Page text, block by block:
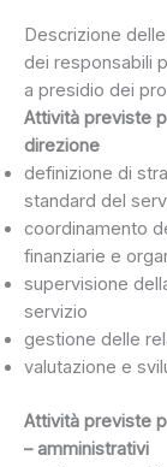
Descrizione
dei responsabili
a presidio dei
Attività previste
direzione
definizione di
standard del
coordinamento
finanziarie e
supervisione
servizio
gestione delle
valutazione e
Attività previste
– amministrativi